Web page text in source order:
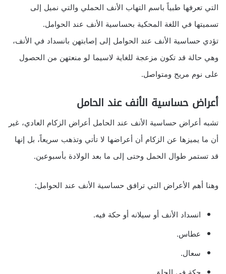
التي تعرفها طبياً باسم التهاب الأنف الحملي والتي نميل إلى
تسميتها في اللغة المحكية بحساسية الأنف عند الحوامل.
تؤدي حساسية الأنف عند الحوامل إلى إصابتهن بانسداد في الأنف،
وهي حالة قد تكون مزعجة للغاية لاسيما لو منعتهن من الحصول
على نوم مريح ومتواصل.
أعراض حساسية الأنف عند الحامل
تشبه أعراض حساسية الأنف عند الحامل أعراض الزكام العادي، غير
أن ما يميزها عن الزكام أن أعراضها لا تأتي وتذهب سريعاً، بل إنها
قد تستمر طوال الحمل وحتى إلى ما بعد الولادة بأسبوعين.
وهنا أهم الأعراض التي ترافق حساسية الأنف عند الحوامل:
انسداد الأنف أو سيلانه أو حكة فيه.
عطاس.
سعال.